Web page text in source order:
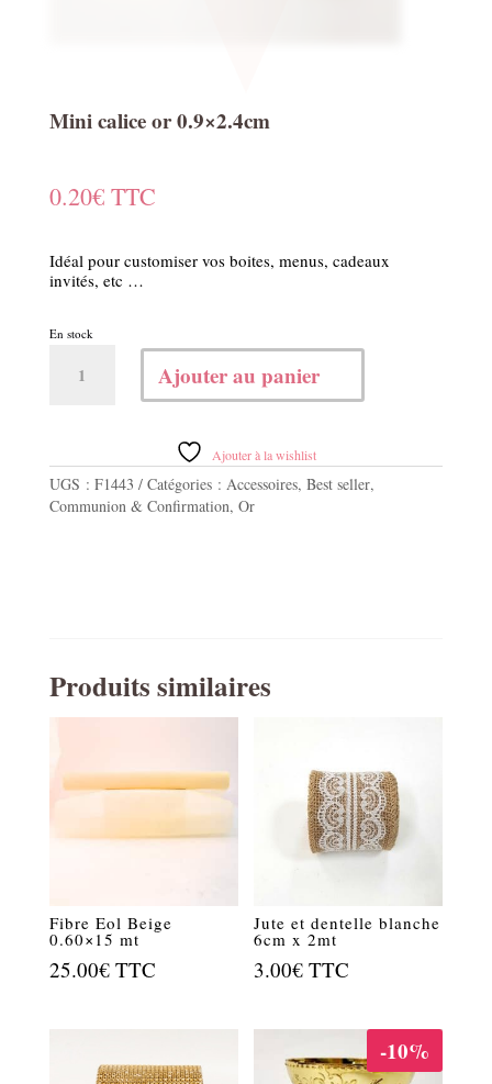
Mini calice or 0.9×2.4cm
0.20€ TTC
Idéal pour customiser vos boites, menus, cadeaux
invités, etc …
En stock
0.9x2.4cm
Ajouter au panier
Ajouter à la wishlist
UGS : F1443 Catégories : Accessoires, Best seller,
Communion & Confirmation, Or
Produits similaires
Fibre Eol Beige
0.60×15 mt
25.00€ TTC
Jute et dentelle blanche
6cm x 2mt
3.00€ TTC
-10%